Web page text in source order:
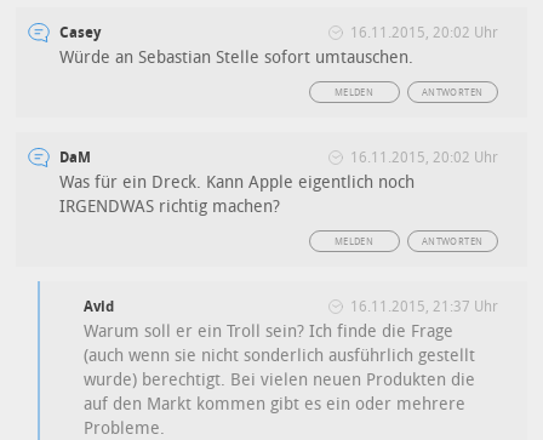
Casey 16.11.2015, 20:02 Uhr
Würde an Sebastian Stelle sofort umtauschen.
ANTWORTEN
MELDEN
DaM 16.11.2015, 20:02 Uhr
Was für ein Dreck. Kann Apple eigentlich noch
IRGENDWAS richtig machen?
ANTWORTEN
MELDEN
Avid 16.11.2015, 21:37 Uhr
Warum soll er ein Troll sein? Ich finde die Frage
(auch wenn sie nicht sonderlich ausführlich gestellt
wurde) berechtigt. Bei vielen neuen Produkten die
auf den Markt kommen gibt es ein oder mehrere
Probleme.